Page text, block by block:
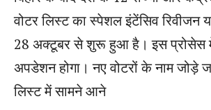
वोटर लिस्ट का स्पेशल इंटेंसिव रिवीजन
28 अक्टूबर से शुरू हुआ है। इस प्रोसेस
अपडेशन होगा। नए वोटरों के नाम जोड़े
लिस्ट में सामने आने